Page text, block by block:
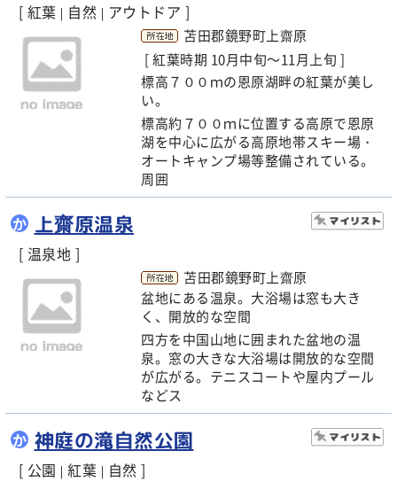
[ 紅葉 | 自然 | アウトドア ]
苫田郡鏡野町上齋原
[ 紅葉時期 10月中旬～11月上旬 ]
標高７００ｍの恩原湖畔の紅葉が美し
い。
標高約７００ｍに位置する高原で恩原
湖を中心に広がる高原地帯スキー場・
オートキャンプ場等整備されている。
周囲
か 上齋原温泉
[ 温泉地 ]
苫田郡鏡野町上齋原
盆地にある温泉。大浴場は窓も大き
く、開放的な空間
四方を中国山地に囲まれた盆地の温
泉。窓の大きな大浴場は開放的な空間
が広がる。テニスコートや屋内プール
などス
か 神庭の滝自然公園
[ 公園 | 紅葉 | 自然 ]